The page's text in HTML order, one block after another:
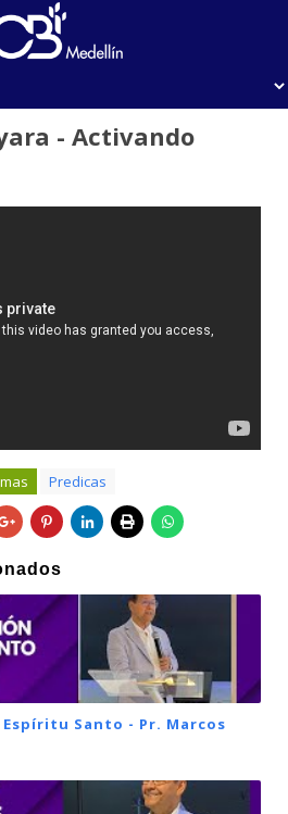
- Activando
Predicas
Santo - Pr. Marcos